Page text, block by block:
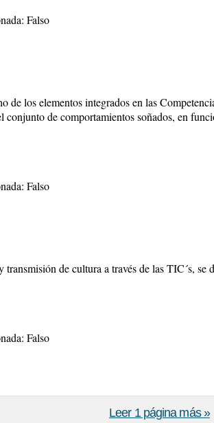
Falso
de los elementos integrados en las
conjunto de comportamientos soñados, en
Falso
de cultura a través de las TIC´s, se
Falso
Leer 1 página más »